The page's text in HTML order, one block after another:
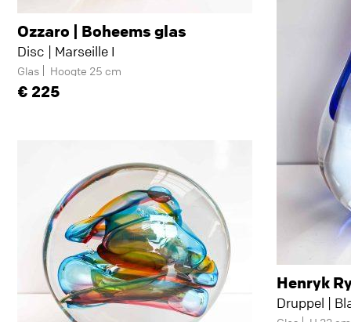
Ozzaro | Boheems glas
Disc | Marseille I
Glas Hoogte 25 cm
225
Henryk
Druppel |